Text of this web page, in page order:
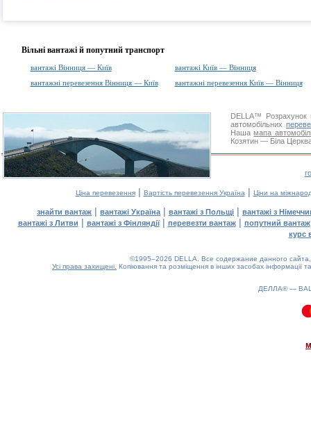
Вільні вантажі й попутний транспорт
вантажі Вінниця — Київ
вантажі Київ — Вінниця
вантажні перевезення Вінниця — Київ
вантажні перевезення Київ — Вінниця
DELLA™
Розрахунок
автомобільних
Нашамапа
Козятин — Біла
Ціна перевезення| Вартість перевезення Україна | Ціни на
знайти вантаж | вантажі Україна | вантажі з Польщі | вантажі з
вантажі з Литви | вантажі з Фінляндії| перевезти вантаж| попутний вантаж
курс
©1995–2026 DELLA. Все содержание данного
Усі права захищені. Копіювання та розміщення в інших засобах інформації
ДЕЛЛА® —